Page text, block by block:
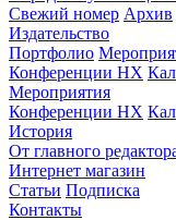
Свежий номер Архив
Издательство
Портфолио
Конференции НХ
Мероприятия
Конференции НХ
История
От главного
Интернет магазин
Статьи Подписка
Контакты